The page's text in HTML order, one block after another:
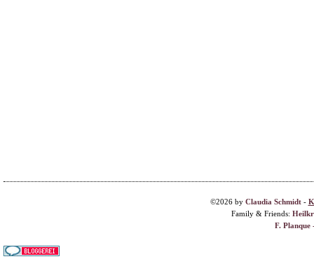
©2026 by Claudia Schmidt-
Family & Friends:
F. Planque